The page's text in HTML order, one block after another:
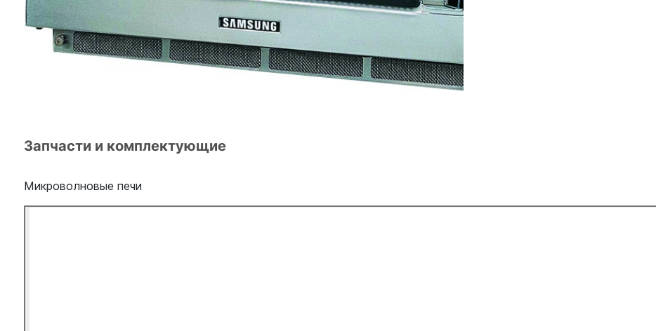
Запчасти и комплектующие
Микроволновые печи